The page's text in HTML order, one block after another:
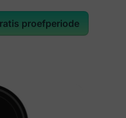
proefperiode